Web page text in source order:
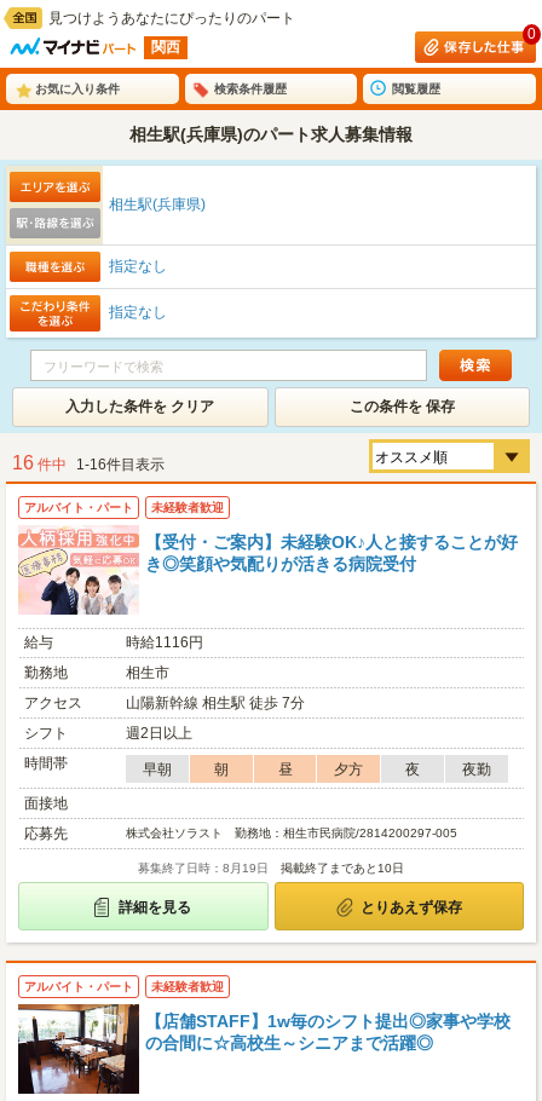
見つけようあなたにぴったりのパート
関西
0
お気に入り条件 検索条件履歴 閲覧履歴
相生駅(兵庫県)のパート求人募集情報
相生駅(兵庫県)
指定なし
指定なし
入力した条件を クリア この条件を 保存
16 件中 1-16件目表示
アルバイト・パート 未経験者歓迎
【受付・ご案内】未経験OK♪人と接することが好
き◎笑顔や気配りが活きる病院受付
給与
時給1116円
勤務地
相生市
アクセス
山陽新幹線 相生駅 徒歩 7分
シフト
週2日以上
時間帯
早朝 朝 昼 夕方 夜
夜勤
面接地
応募先
株式会社ソラスト 勤務地：相生市民病院/2814200297-005
募集終了日時：8月19日 掲載終了まであと10日
詳細を見る とりあえず保存
アルバイト・パート 未経験者歓迎
【店舗STAFF】1w毎のシフト提出◎家事や学校
の合間に☆高校生～シニアまで活躍◎